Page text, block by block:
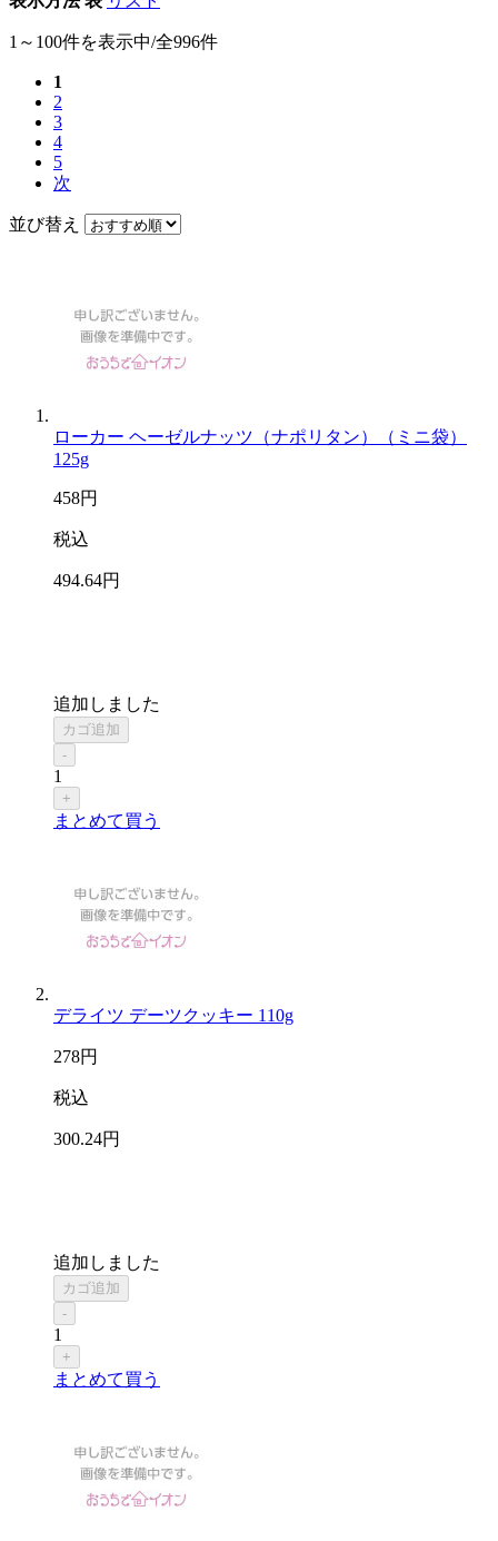
1～100件を表示中/全996件
1
2
3
4
5
次
並び替え
ローカー ヘーゼルナッツ（ナポリタン）（ミニ袋）
125g
458円
税込
494.64円
追加しました
カゴ追加
-
1
+
まとめて買う
デライツ デーツクッキー 110g
278円
税込
300.24円
追加しました
カゴ追加
-
1
+
まとめて買う